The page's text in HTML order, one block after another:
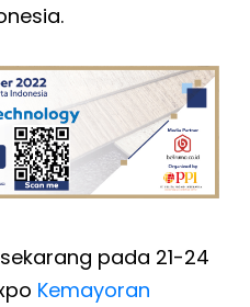
pada 21-24
Kemayoran